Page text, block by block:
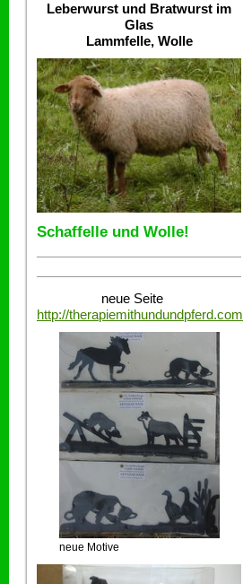
Leberwurst und Bratwurst im
Glas
Lammfelle, Wolle
Schaffelle und Wolle!
neue Seite
http://therapiemithundundpferd.com
neue Motive